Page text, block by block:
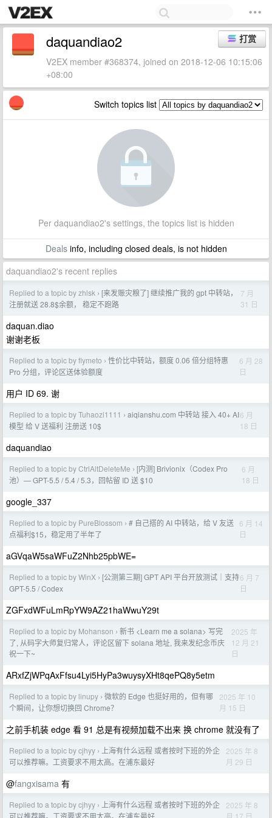
打赏
daquandiao2
V2EX member #368374, joined on 2018-12-06 10:15:06
+08:00
Switch topics list
Per daquandiao2's settings, the topics list is hidden
Dealsinfo, including closed deals, is not hidden
daquandiao2's recent replies
Replied to a topic by zhlsk › [来发赈灾粮了] 继续推广我的 gpt 中转站，
注册就送 28.8$余额， 稳定不跑路
7 月
31 日
daquan.diao
谢谢老板
Replied to a topic by flymeto › 性价比中转站，额度 0.06 倍分组特惠
Pro 分组，评论区送体验额度
6 月 28
日
用户 ID 69. 谢
Replied to a topic by Tuhaozi1111 › aiqianshu.com 中转站 接入 40+ AI
模型 给 V 送福利 注册送 10$
6 月
18 日
daquandiao
Replied to a topic by CtrlAltDeleteMe › [内测] Brivionix（Codex Pro
池）— GPT-5.5 / 5.4 / 5.3，回帖留 ID 送 $10
6 月
18 日
google_337
Replied to a topic by PureBlossom › # 自己搭的 AI 中转站，给 V 友送
点福利$15，稳定用了半年了
6 月 14
日
aGVqaW5saWFuZ2Nhb25pbWE=
Replied to a topic by WinX › [公测第三期] GPT API 平台开放测试｜支持
GPT-5.5 / Codex
6 月 7
日
ZGFxdWFuLmRpYW9AZ21haWwuY29t
Replied to a topic by Mohanson › 新书 <Learn me a solana> 写完
了, 从码字大师复归常人，评论区留下 solana 地址, 我来发纪念币庆
祝一下~
2025 年
12 月 21
日
ARxfZjWPqAxFfsu4Lyi5HyPa3wuysyXHt8qePQ8y5etm
Replied to a topic by linupy › 微软的 Edge 也挺好用的，但有哪
个瞬间，让你想切换回 Chrome？
2025 年 10
月 15 日
之前手机装 edge 看 91 总是有视频加载不出来 换 chrome 就没有了
Replied to a topic by cjhyy ›
上海有什么远程 或者按时下班的外企
可以推荐嘛。工资要求不用太高。在浦东最好
2025 年 8
月 29 日
@fangxisama 有
Replied to a topic by cjhyy ›
上海有什么远程 或者按时下班的外企
可以推荐嘛。工资要求不用太高。在浦东最好
2025 年 8
月 17 日